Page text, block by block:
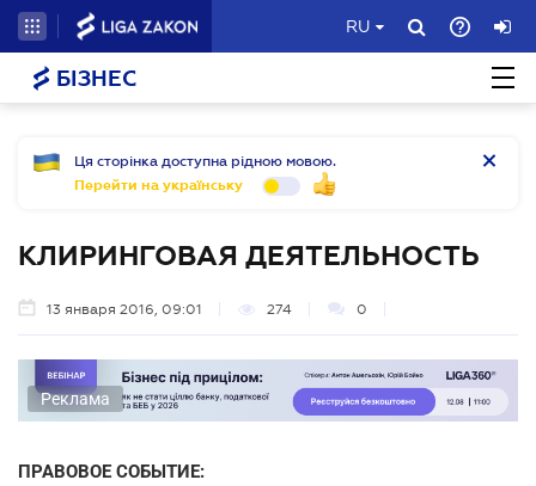
RU
БІЗНЕС
Ця сторінка доступна рідною мовою.
Перейти на українську
КЛИРИНГОВАЯ ДЕЯТЕЛЬНОСТЬ
13 января 2016, 09:01 274 0
Реклама
ПРАВОВОЕ СОБЫТИЕ: